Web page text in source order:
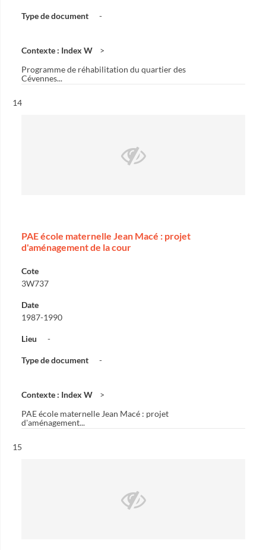
Type de document -
Contexte : Index W
Programme de réhabilitation du quartier des
Cévennes...
Résultat n°
14
PAE école maternelle Jean Macé : projet
d'aménagement de la cour
Cote
3W737
Date
1987-1990
Lieu -
Type de document -
Contexte : Index W
PAE école maternelle Jean Macé : projet
d'aménagement...
Résultat n°
15